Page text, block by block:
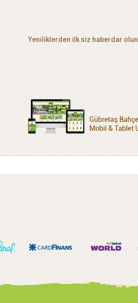
Yeniliklerden ilk siz haberdar olun